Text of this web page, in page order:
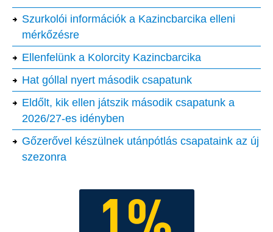
Szurkolói információk a Kazincbarcika elleni
mérkőzésre
Ellenfelünk a Kolorcity Kazincbarcika
Hat góllal nyert második csapatunk
Eldőlt, kik ellen játszik második csapatunk a
2026/27-es idényben
Gőzerővel készülnek utánpótlás csapataink az új
szezonra